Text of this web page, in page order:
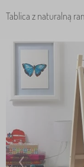
Tablica z naturalną